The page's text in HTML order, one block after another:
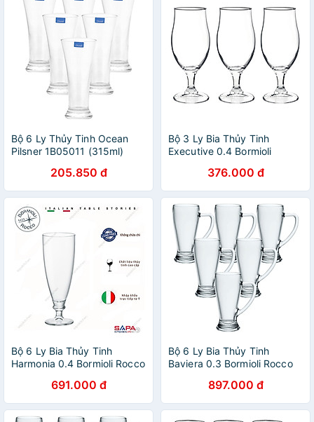
Bộ 6 Ly Thủy Tinh Ocean
Pilsner 1B05011 (315ml)
205.850 đ
Bộ 3 Ly Bia Thủy Tinh
Executive 0.4 Bormioli
(530ml / Ly)376.000 đ
Bộ 6 Ly Bia Thủy Tinh
Harmonia 0.4 Bormioli Rocco
691.000 đ
Bộ 6 Ly Bia Thủy Tinh
Baviera 0.3 Bormioli Rocco
897.000 đ